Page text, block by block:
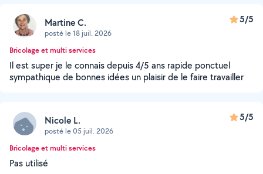
Martine C.
posté le 18 juil. 2026
5/5
Bricolage et multi services
Il est super je le connais depuis 4/5 ans rapide ponctuel
sympathique de bonnes idées un plaisir de le faire travailler
Nicole L.
posté le 05 juil. 2026
5/5
Bricolage et multi services
Pas utilisé